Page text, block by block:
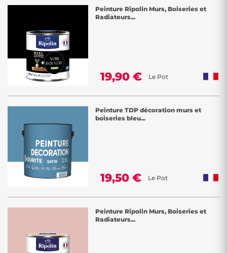
Peinture Ripolin Murs, Boiseries et
Radiateurs...
19,90 € Le Pot
Peinture TDP décoration murs et
boiseries bleu...
19,50 € Le Pot
Peinture Ripolin Murs, Boiseries et
Radiateurs...